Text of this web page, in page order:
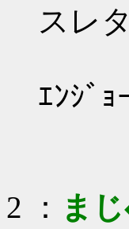
スレ
ｴﾝｼﾞｮ
2 ： まじ